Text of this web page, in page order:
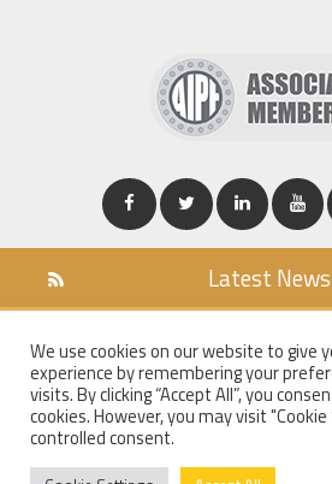
Latest News
COOKIES
PRIVACY
WT MAIL
We use cookies on our website to give
experience by remembering your
visits. By clicking “Accept All”, you
cookies. However, you may visit
controlled consent.